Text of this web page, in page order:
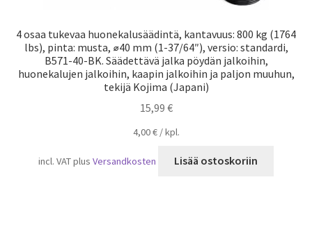
4 osaa tukevaa huonekalusäädintä, kantavuus: 800 kg (1764
lbs), pinta: musta, ⌀40 mm (1-37/64″), versio: standardi,
B571-40-BK. Säädettävä jalka pöydän jalkoihin,
huonekalujen jalkoihin, kaapin jalkoihin ja paljon muuhun,
tekijä Kojima (Japani)
15,99 €
4,00€/kpl.
incl. VATplusVersandkosten Lisää ostoskoriin